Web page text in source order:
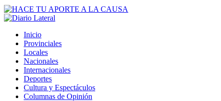
Inicio
Provinciales
Locales
Nacionales
Internacionales
Deportes
Cultura y Espectáculos
Columnas de Opinión